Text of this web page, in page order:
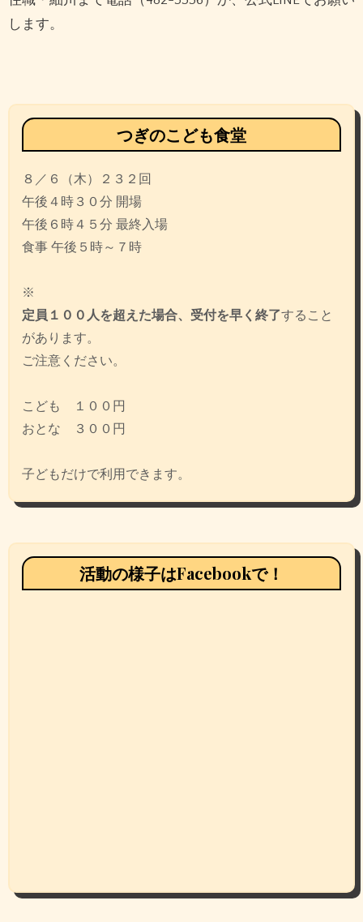
します。
ナ
ビ
ー
シ
ョ
つぎのこども食堂
８／６（木）２３２回
午後４時３０分 開場
午後６時４５分 最終入場
食事 午後５時～７時
※
定員１００人を超えた場合、受付を早く終了すること
があります。
ご注意ください。
こども １００円
おとな ３００円
子どもだけで利用できます。
活動の様子はFacebookで！